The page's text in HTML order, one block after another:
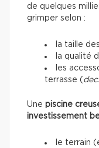
de quelques
grimper selon :
la taille
la qualité
les
terrasse (
Une piscine
investissement
le terrain